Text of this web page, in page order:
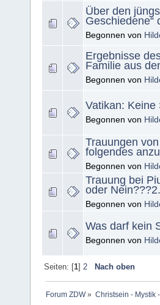
Über den
Geschiedene“
Begonnen von
Ergebnisse
Familie aus
Begonnen von
Vatikan: Keine
Begonnen von
Trauungen
folgendes
Begonnen von
Trauung bei
oder
Begonnen von
Was darf kein
Begonnen von
Seiten: [1] 2 Nach oben
Forum ZDW» Christsein - Mystik